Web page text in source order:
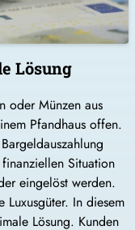
Lösung
oder Münzen aus
Pfandhaus offen.
Situation
eingelöst werden.
In diesem
Lösung. Kunden